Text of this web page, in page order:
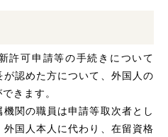
許可申請等の手続きについて
認めた方について、外国人の
きます。
関の職員は申請等取次者とし
国人本人に代わり、在留資格